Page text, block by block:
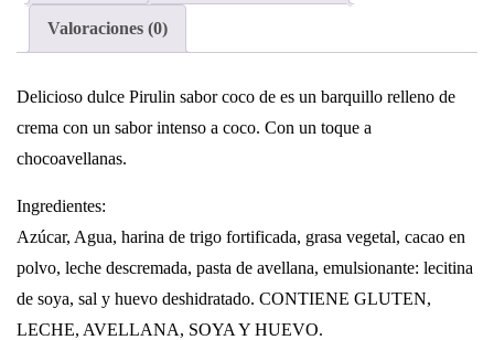
Valoraciones (0)
Delicioso dulce Pirulin sabor coco de es un barquillo relleno de
crema con un sabor intenso a coco. Con un toque a
chocoavellanas.
Ingredientes:
Azúcar, Agua, harina de trigo fortificada, grasa vegetal, cacao en
polvo, leche descremada, pasta de avellana, emulsionante: lecitina
de soya, sal y huevo deshidratado. CONTIENE GLUTEN,
LECHE, AVELLANA, SOYA Y HUEVO.